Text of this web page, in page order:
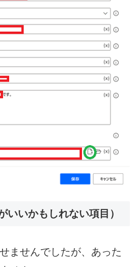
いいかもしれない項目）
ませんでしたが、あった